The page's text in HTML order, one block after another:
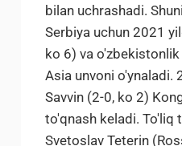
bilan uchrashadi.
Serbiya uchun 2021
ko 6) va
Asia unvoni o'ynaladi.
Savvin (2-0, ko 2)
to'qnash keladi. To'liq
Svetoslav Teterin